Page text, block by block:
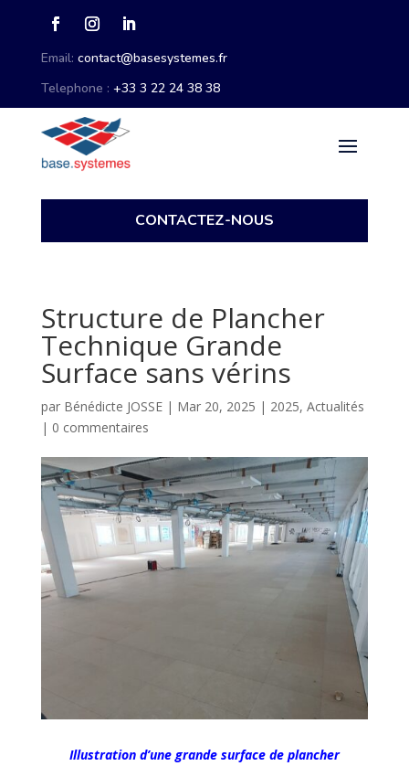
Email: contact@basesystemes.fr
Telephone : +33 3 22 24 38 38
CONTACTEZ-NOUS
Structure de Plancher
Technique Grande
Surface sans vérins
par Bénédicte JOSSE| Mar 20, 2025 | 2025, Actualités
| 0 commentaires
Illustration d’une grande surface de plancher